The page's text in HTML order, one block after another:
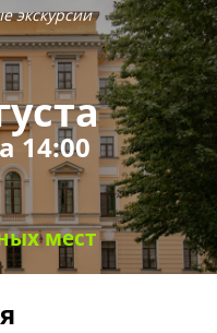
экскурсии
14:00
мест